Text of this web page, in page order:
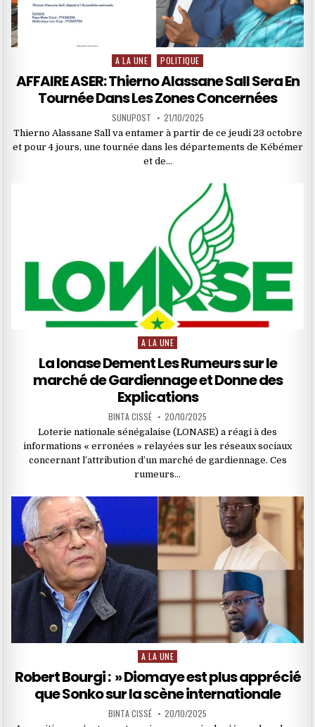
Posted
in
A LA UNE POLITIQUE
AFFAIRE ASER: Thierno Alassane Sall Sera En
Tournée Dans Les Zones Concernées
SUNUPOST 21/10/2025
Thierno Alassane Sall va entamer à partir de ce jeudi 23 octobre
et pour 4 jours, une tournée dans les départements de Kébémer
et de…
Posted
A LA UNE
La lonase Dement Les Rumeurs sur le
marché de Gardiennage et Donne des
Explications
BINTA CISSÉ 20/10/2025
Loterie nationale sénégalaise (LONASE) a réagi à des
informations « erronées » relayées sur les réseaux sociaux
concernant l’attribution d’un marché de gardiennage. Ces
rumeurs…
Posted
A LA UNE
Robert Bourgi : » Diomaye est plus apprécié
que Sonko sur la scène internationale
BINTA CISSÉ 20/10/2025